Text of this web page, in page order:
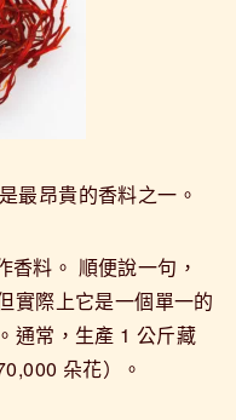
最昂貴的香料之一。
料。 順便說一句，
實際上它是一個單一的
通常，生產 1 公斤藏
朵花）。